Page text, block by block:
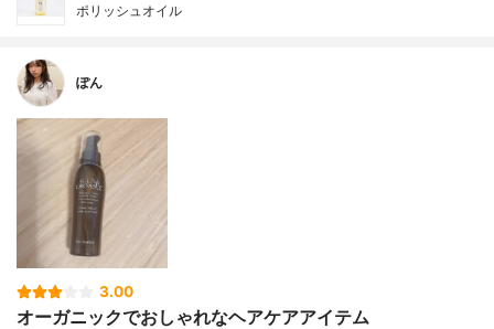
ポリッシュオイル
ぽん
3.00
オーガニックでおしゃれなヘアケアアイテム